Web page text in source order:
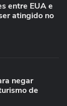
entre EUA e
atingido no
negar
de